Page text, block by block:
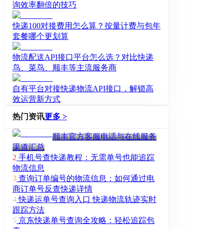
询效率翻倍的技巧
快递100对接费用怎么算？按量计费与包年
套餐哪个更划算
物流配送API接口平台怎么选？对比快递
鸟、菜鸟、顺丰等主流服务商
自有平台对接快递物流API接口，解锁高
效运营新方式
热门资讯更多 >
顺丰官方客服电话与在线服务
渠道汇总
2 手机号查快递教程：无需单号也能追踪
物流信息
3 查询订单编号的物流信息：如何通过电
商订单号反查快递详情
4 快递运单号查询入口 快递物流轨迹实时
跟踪方法
5 京东快递单号查询全攻略：轻松追踪包